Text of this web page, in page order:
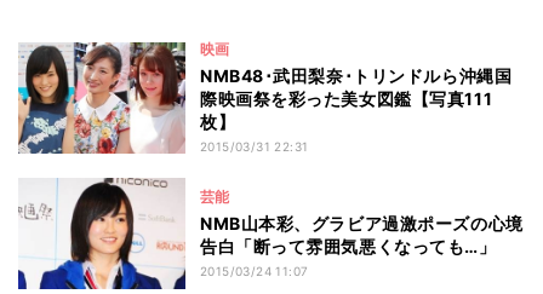
映画
NMB48･武田梨奈･トリンドルら沖縄国
際映画祭を彩った美女図鑑【写真111
枚】
2015/03/31 22:31
芸能
NMB山本彩、グラビア過激ポーズの心境
告白「断って雰囲気悪くなっても…」
2015/03/24 11:07